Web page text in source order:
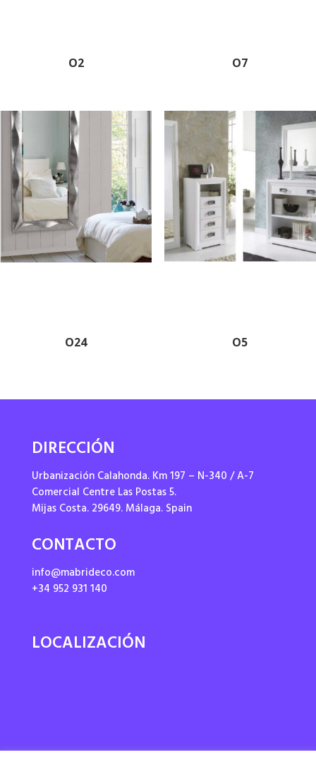
O2 O7
O24 O5
DIRECCIÓN
Urbanización Calahonda. Km 197 – N-340 / A-7
Comercial Centre Las Postas 5.
Mijas Costa. 29649. Málaga. Spain
CONTACTO
info@mabrideco.com
+34 952 931 140
LOCALIZACIÓN